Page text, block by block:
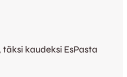
kaudeksi EsPasta